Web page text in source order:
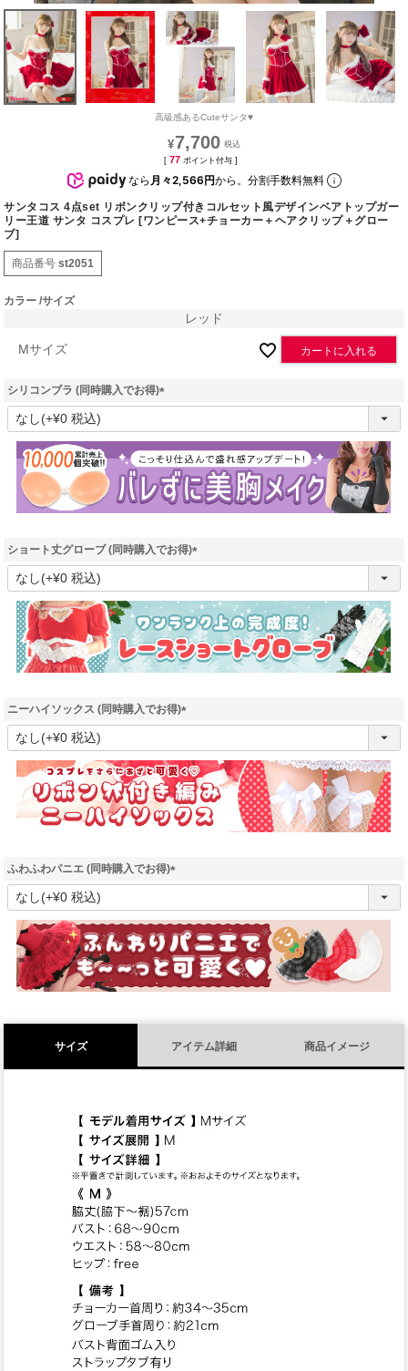
高級感あるCuteサンタ♥
¥7,700
[ 77 ポイント付与 ]
なら 月々2,566円から。分割手数料無料
サンタコス 4点set リボンクリップ付きコルセット風デザインベアトップガー
リー王道 サンタ コスプレ [ワンピース+チョーカー＋ヘアクリップ＋グロー
ブ]
商品番号 st2051
カラー サイズ
レッド
Mサイズ カートに入れる
シリコンブラ (同時購入でお得)
(
須
)
ショート丈グローブ (同時購入でお得)
(
須
)
ニーハイソックス (同時購入でお得)
(
須
)
ふわふわパニエ (同時購入でお得)
(
須
)
サイズ アイテム詳細 商品イメージ